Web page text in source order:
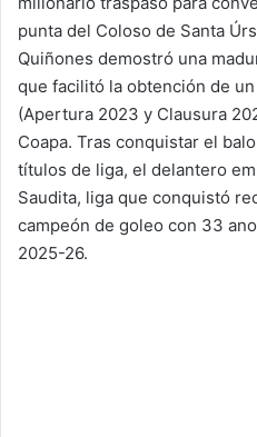
punta del Coloso de Santa
Quiñones demostró una
que facilitó la obtención de
(Apertura 2023 y Clausura
Coapa. Tras conquistar el
títulos de liga, el delantero
Saudita, liga que conquistó
campeón de goleo con 33
2025-26.